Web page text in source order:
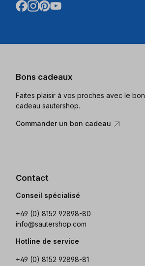
Bons cadeaux
Faites plaisir à vos proches avec le bon
cadeau sautershop.
Commander un bon cadeau
Contact
Conseil spécialisé
+49 (0) 8152 92898-80
info@sautershop.com
Hotline de service
+49 (0) 8152 92898-81